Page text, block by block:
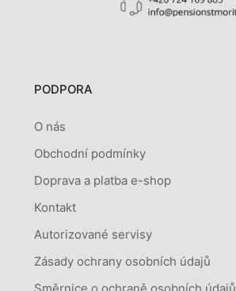
PODPORA
O nás
Obchodní podmínky
Doprava a platba e-shop
Kontakt
Autorizované servisy
Zásady ochrany osobních údajů